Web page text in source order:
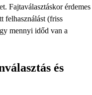
Fajtaválasztáskor érdemes
felhasználást (friss
mennyi időd van a
és